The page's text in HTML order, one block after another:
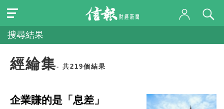
搜尋結果
經綸集- 共219個結果
企業賺的是「息差」